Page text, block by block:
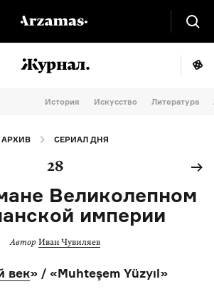
История Искусство Литература
АРХИВ СЕРИАЛ ДНЯ
28
Великолепном
империи
Автор Иван Чувиляев
век» / «Muhteşem Yüzyıl»